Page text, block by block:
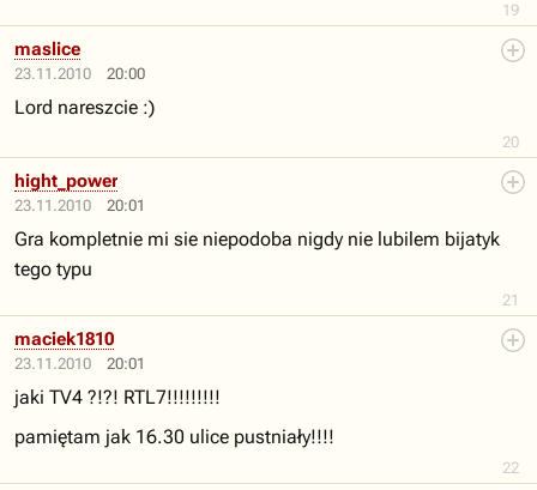
19
23.11.2010 20:00
20
maslice
Lord nareszcie :)
23.11.2010 20:01
21
hight_power
Gra kompletnie mi sie niepodoba nigdy nie lubilem bijatyk
tego typu
23.11.2010 20:01
22
maciek1810
jaki TV4 ?!?! RTL7!!!!!!!!!
pamiętam jak 16.30 ulice pustniały!!!!